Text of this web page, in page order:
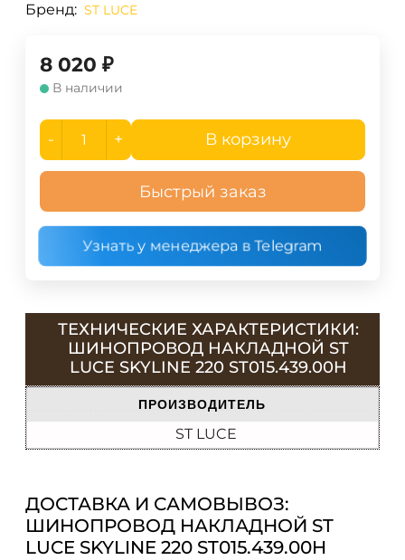
Бренд: ST LUCE
8 020 ₽
В наличии
- + В корзину
Быстрый заказ
Узнать у менеджера в Telegram
ТЕХНИЧЕСКИЕ ХАРАКТЕРИСТИКИ:
ШИНОПРОВОД НАКЛАДНОЙ ST
LUCE SKYLINE 220 ST015.439.00H
ПРОИЗВОДИТЕЛЬ
ST LUCE
ДОСТАВКА И САМОВЫВОЗ:
ШИНОПРОВОД НАКЛАДНОЙ ST
LUCE SKYLINE 220 ST015.439.00H